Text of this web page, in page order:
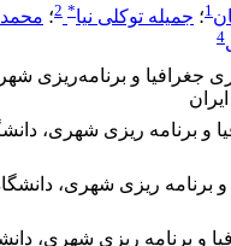
1؛ جمیله توکلی نیا*
2؛
4
جغرافیا و برنامه‌ریزی
و برنامه ریزی شهری،
و برنامه ریزی شهری،
و برنامه ریزی شهری،